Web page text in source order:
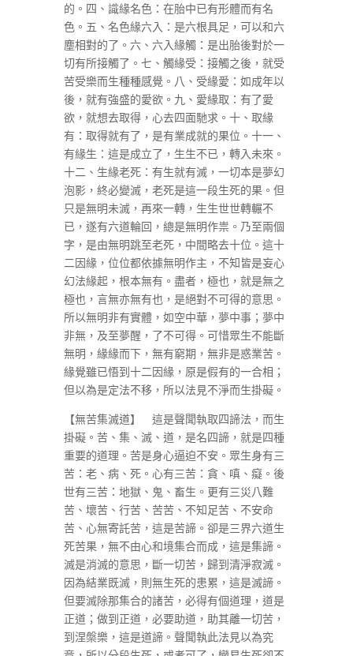
的。四、識緣名色：在胎中已有形體而有名
色。五、名色緣六入：是六根具足，可以和六
塵相對的了。六、六入緣觸：是出胎後對於一
切有所接觸了。七、觸緣受：接觸之後，就受
苦受樂而生種種感覺。八、受緣愛：如成年以
後，就有強盛的愛欲。九、愛緣取：有了愛
欲，就想去取得，心去四面馳求。十、取緣
有：取得就有了，是有業成就的果位。十一、
有緣生：這是成立了，生生不已，轉入未來。
十二、生緣老死：有生就有滅，一切本是夢幻
泡影，終必變滅，老死是這一段生死的果。但
只是無明未滅，再來一轉，生生世世轉輾不
已，遂有六道輪回，總是無明作祟。乃至兩個
字，是由無明跳至老死，中間略去十位。這十
二因緣，位位都依據無明作主，不知皆是妄心
幻法緣起，根本無有。盡者，極也，就是無之
極也，言無亦無有也，是絕對不可得的意思。
所以無明非有實體，如空中華，夢中事；夢中
非無，及至夢醒，了不可得。可惜眾生不能斷
無明，緣緣而下，無有窮期，無非是惑業苦。
緣覺雖已悟到十二因緣，原是假有的一合相；
但以為是定法不移，所以法見不淨而生掛礙。
【無苦集滅道】 這是聲聞執取四諦法，而生
掛礙。苦、集、滅、道，是名四諦，就是四種
重要的道理。苦是身心逼迫不安。眾生身有三
苦：老、病、死。心有三苦：貪、嗔、癡。後
世有三苦：地獄、鬼、畜生。更有三災八難
苦、壞苦、行苦、苦苦、不知足苦、不安命
苦、心無寄託苦，這是苦諦。卻是三界六道生
死苦果，無不由心和境集合而成，這是集諦。
滅是消滅的意思，斷一切苦，歸到清淨寂滅。
因為結業既滅，則無生死的患累，這是滅諦。
但要滅除那集合的諸苦，必得有個道理，道是
正道；做到正道，必要助道，助其離一切苦，
到涅槃樂，這是道諦。聲聞執此法見以為究